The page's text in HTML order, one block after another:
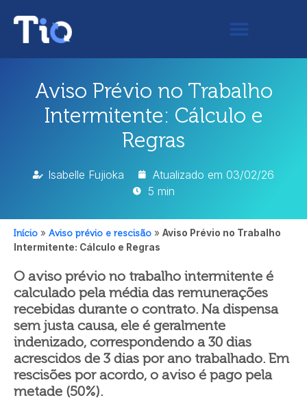
Aviso Prévio no Trabalho
Intermitente: Cálculo e
Regras
Isabelle Fujioka Atualizado em 03/02/26
5 min
Início » Aviso prévio e rescisão » Aviso Prévio no Trabalho
Intermitente: Cálculo e Regras
O aviso prévio no trabalho intermitente é
calculado pela média das remunerações
recebidas durante o contrato. Na dispensa
sem justa causa, ele é geralmente
indenizado, correspondendo a 30 dias
acrescidos de 3 dias por ano trabalhado. Em
rescisões por acordo, o aviso é pago pela
metade (50%).